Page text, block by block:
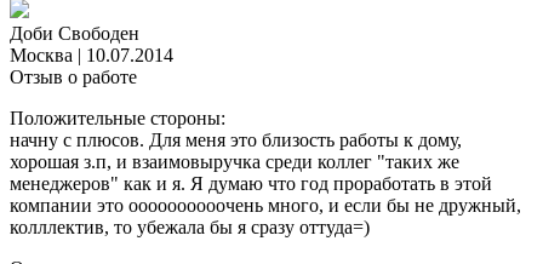
Доби Свободен
Москва | 10.07.2014
Отзыв о работе
Положительные стороны:
начну с плюсов. Для меня это близость работы к дому,
хорошая з.п, и взаимовыручка среди коллег "таких же
менеджеров" как и я. Я думаю что год проработать в этой
компании это оооооооооочень много, и если бы не дружный,
колллектив, то убежала бы я сразу оттуда=)